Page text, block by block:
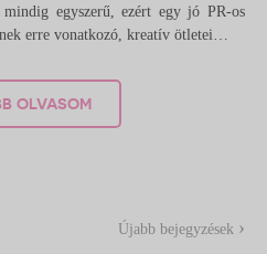
egyszerű, ezért egy jó PR-os
erre vonatkozó, kreatív ötletei…
OLVASOM
Újabb bejegyzések ›